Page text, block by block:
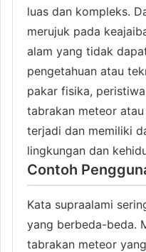
luas dan kompleks.
merujuk pada
alam yang tidak
pengetahuan atau
pakar fisika,
tabrakan meteor
terjadi dan memiliki
lingkungan dan
Contoh
Kata supraalami
yang berbeda-beda.
tabrakan meteor